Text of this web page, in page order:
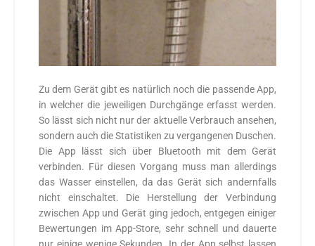
Zu dem Gerät gibt es natürlich noch die passende App,
in welcher die jeweiligen Durchgänge erfasst werden.
So lässt sich nicht nur der aktuelle Verbrauch ansehen,
sondern auch die Statistiken zu vergangenen Duschen.
Die App lässt sich über Bluetooth mit dem Gerät
verbinden. Für diesen Vorgang muss man allerdings
das Wasser einstellen, da das Gerät sich andernfalls
nicht einschaltet. Die Herstellung der Verbindung
zwischen App und Gerät ging jedoch, entgegen einiger
Bewertungen im App-Store, sehr schnell und dauerte